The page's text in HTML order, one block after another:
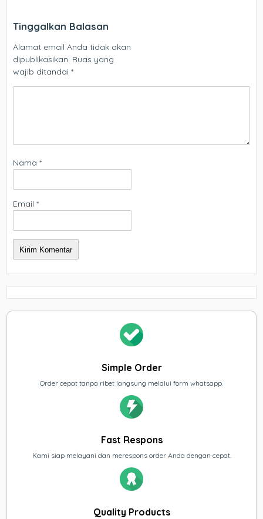
Tinggalkan Balasan
Alamat email Anda tidak akan
dipublikasikan. Ruas yang
wajib ditandai*
Nama*
Email*
Simple Order
Order cepat tanpa ribet langsung melalui form whatsapp.
Fast Respons
Kami siap melayani dan merespons order Anda dengan cepat.
Quality Products